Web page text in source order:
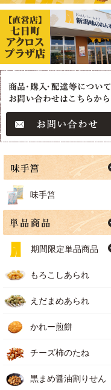
味手筥
期間限定単品商品
もろこしあられ
えだまめあられ
かれー煎餅
チーズ柿のたね
黒まめ醤油割りせん